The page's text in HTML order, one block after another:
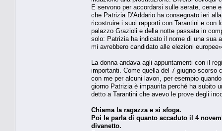
E servono per accordarsi sulle serate, cene
che Patrizia D’Addario ha consegnato ieri
ricostruire i suoi rapporti con Tarantini e con
palazzo Grazioli e della notte passata in
solo: Patrizia ha indicato il nome di una sua
mi avrebbero candidato alle elezioni
La donna andava agli appuntamenti con il
importanti. Come quella del 7 giugno scorso
con me per alcuni lavori, per esempio
giorno Patrizia è impaurita perché ha
detto a Tarantini che avevo le prove degli
Chiama la ragazza e si sfoga.
Poi le parla di quanto accaduto il 4
divanetto.